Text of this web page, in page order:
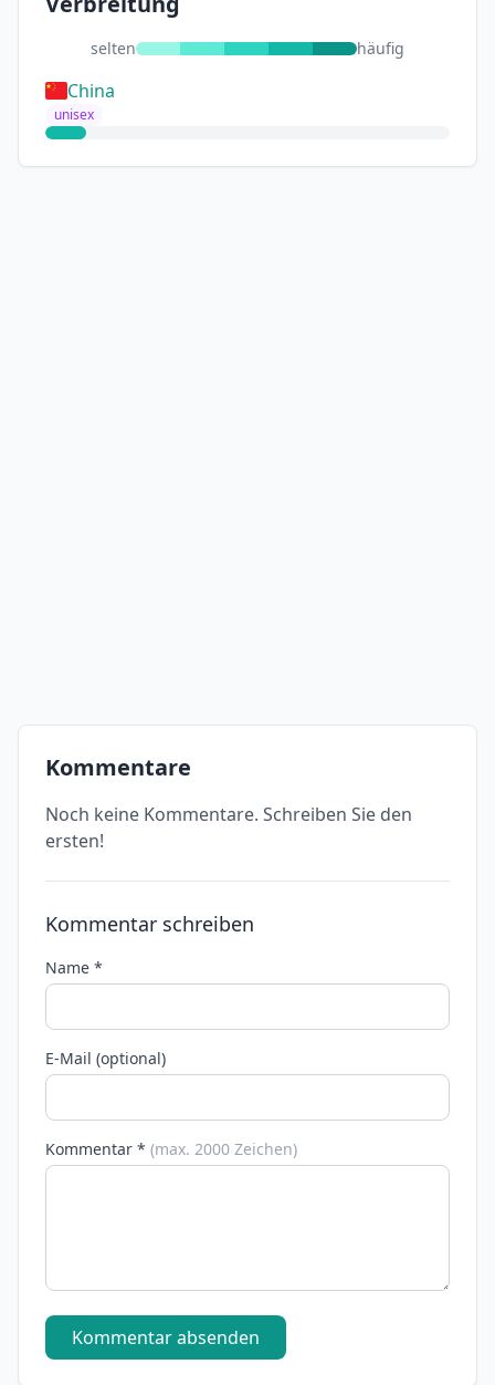
selten häufig
China
unisex
Kommentare
Noch keine Kommentare. Schreiben Sie den
ersten!
Kommentar schreiben
Name *
E-Mail (optional)
Kommentar * (max. 2000 Zeichen)
Kommentar absenden